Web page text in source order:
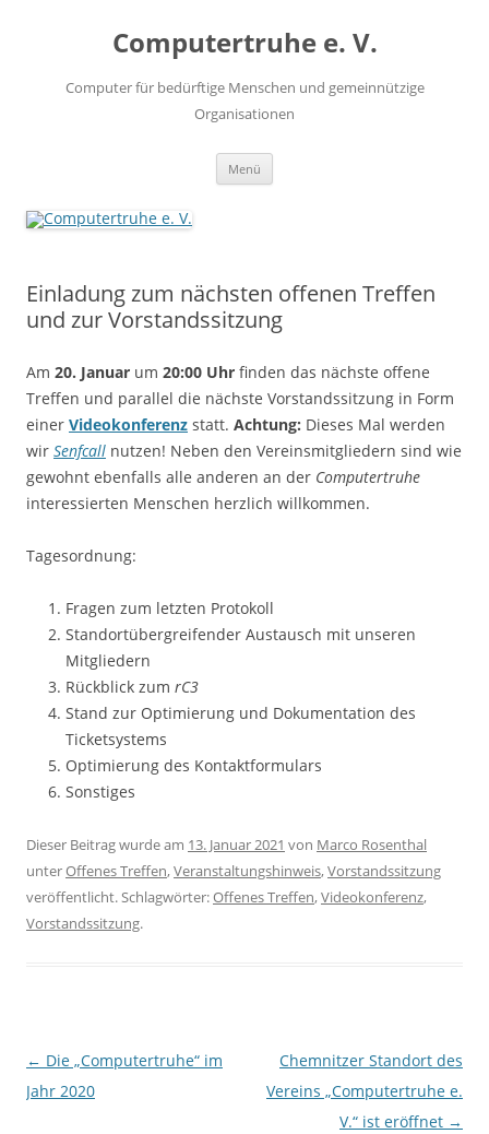
Computertruhe e. V.
Computer für bedürftige Menschen und gemeinnützige
Organisationen
Menü
Einladung zum nächsten offenen Treffen
und zur Vorstandssitzung
Am 20. Januar um 20:00 Uhr finden das nächste offene
Treffen und parallel die nächste Vorstandssitzung in Form
einer Videokonferenz statt. Achtung: Dieses Mal werden
wir Senfcall nutzen! Neben den Vereinsmitgliedern sind wie
gewohnt ebenfalls alle anderen an der Computertruhe
interessierten Menschen herzlich willkommen.
Tagesordnung:
Fragen zum letzten Protokoll
Standortübergreifender Austausch mit unseren
Mitgliedern
Rückblick zum rC3
Stand zur Optimierung und Dokumentation des
Ticketsystems
Optimierung des Kontaktformulars
Sonstiges
Dieser Beitrag wurde am 13. Januar 2021 von Marco Rosenthal
unterOffenes Treffen,Veranstaltungshinweis,Vorstandssitzung
veröffentlicht. Schlagwörter:Offenes Treffen,Videokonferenz,
Vorstandssitzung.
Beitragsnavigation
← Die „Computertruhe“ im
Jahr 2020
Chemnitzer Standort des
Vereins „Computertruhe e.
V.“ ist eröffnet →